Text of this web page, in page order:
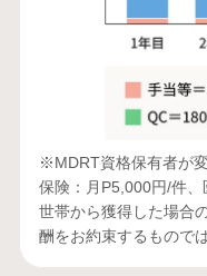
※MDRT資格保有者が
保険：月P5,000円/件
世帯から獲得した場合
酬をお約束するもので